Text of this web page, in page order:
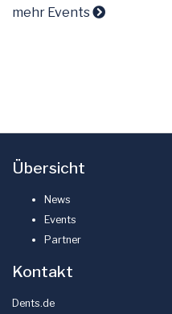
mehr Events
Übersicht
News
Events
Partner
Kontakt
Dents.de